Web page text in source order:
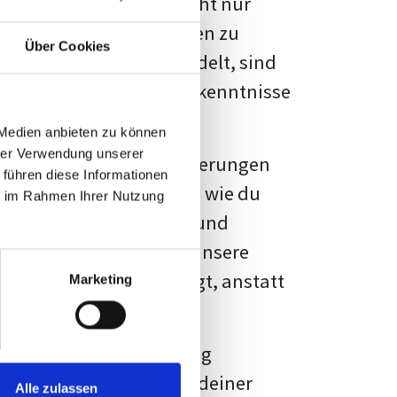
Über Cookies
anbieten zu können
Verwendung unserer
diese Informationen
Rahmen Ihrer Nutzung
Marketing
Alle zulassen
Fakten und Quellen zu
handelt, sind
und Erkenntnisse
vor diesen Herausforderungen
kannst, sondern auch, wie du
Formatierung und
Erwartungen, und unsere
Vorlage zeigt, anstatt
große Herausforderung
wird die Formatierung deiner